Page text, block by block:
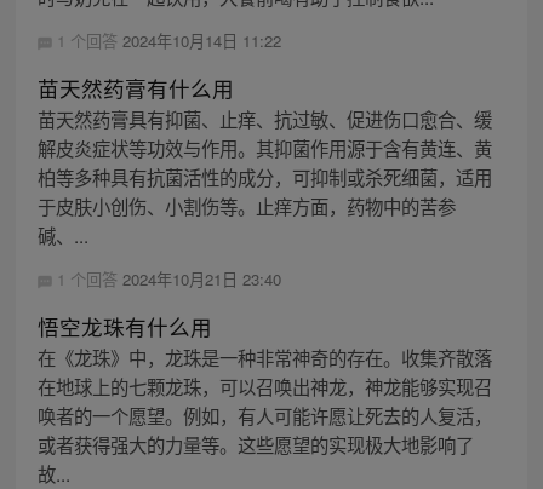
1 个回答 2024年10月14日 11:22
苗天然药膏有什么用
苗天然药膏具有抑菌、止痒、抗过敏、促进伤口愈合、缓
解皮炎症状等功效与作用。其抑菌作用源于含有黄连、黄
柏等多种具有抗菌活性的成分，可抑制或杀死细菌，适用
于皮肤小创伤、小割伤等。止痒方面，药物中的苦参
碱、...
1 个回答 2024年10月21日 23:40
悟空龙珠有什么用
在《龙珠》中，龙珠是一种非常神奇的存在。收集齐散落
在地球上的七颗龙珠，可以召唤出神龙，神龙能够实现召
唤者的一个愿望。例如，有人可能许愿让死去的人复活，
或者获得强大的力量等。这些愿望的实现极大地影响了
故...